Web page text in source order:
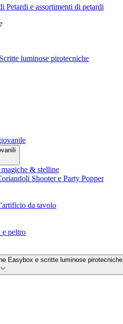
Petardi e assortimenti di petardi
Scritte luminose pirotecniche
magiche & stelline
Shooter e Party Popper
da tavolo
e peltro
Easybox e scritte luminose pirotecniche